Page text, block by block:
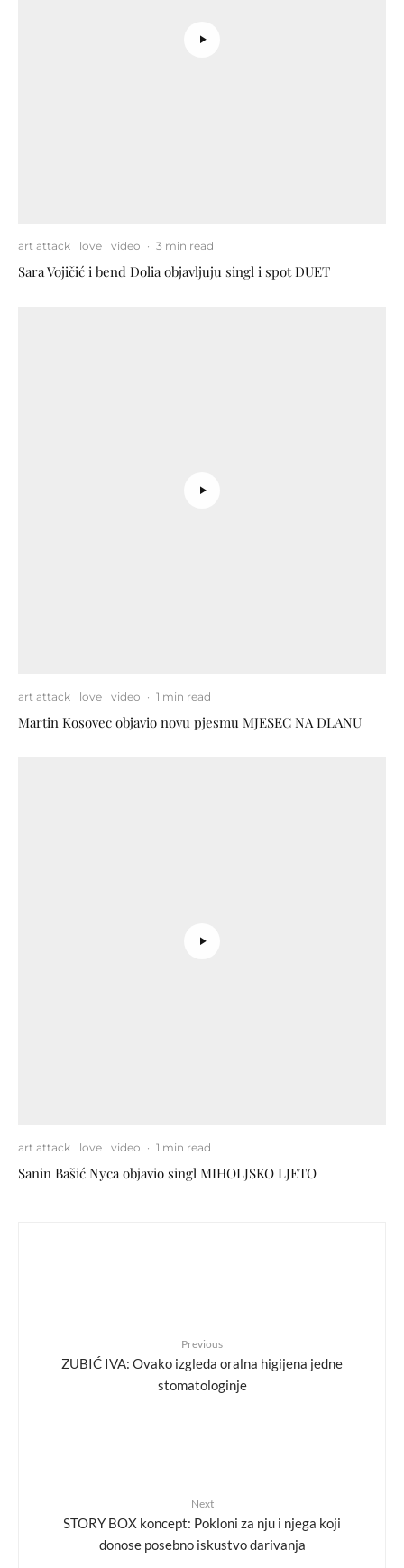
art attack love video · 3 min read
Sara Vojičić i bend Dolia objavljuju singl i spot DUET
art attack love video · 1 min read
Martin Kosovec objavio novu pjesmu MJESEC NA DLANU
art attack love video · 1 min read
Sanin Bašić Nyca objavio singl MIHOLJSKO LJETO
Previous
ZUBIĆ IVA: Ovako izgleda oralna higijena jedne
stomatologinje
Next
STORY BOX koncept: Pokloni za nju i njega koji
donose posebno iskustvo darivanja